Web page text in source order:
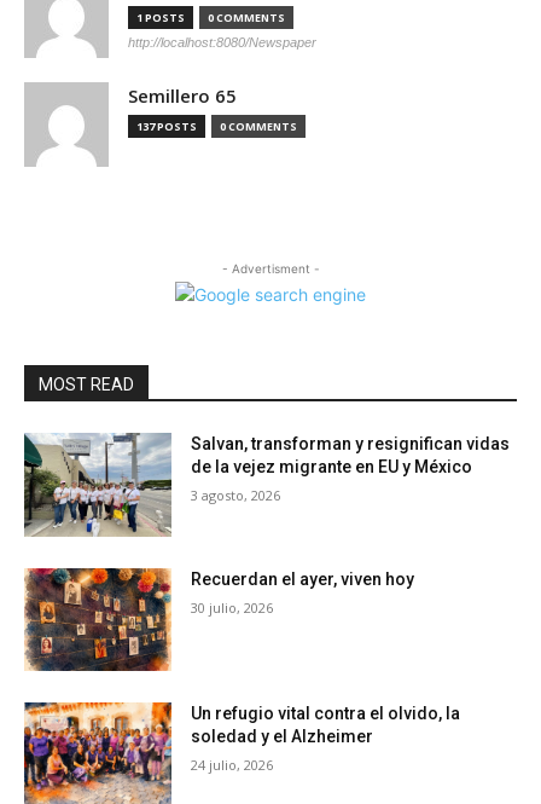
1 POSTS 0 COMMENTS
http://localhost:8080/Newspaper
Semillero 65
137 POSTS 0 COMMENTS
- Advertisment -
MOST READ
Salvan, transforman y resignifican vidas
de la vejez migrante en EU y México
3 agosto, 2026
Recuerdan el ayer, viven hoy
30 julio, 2026
Un refugio vital contra el olvido, la
soledad y el Alzheimer
24 julio, 2026